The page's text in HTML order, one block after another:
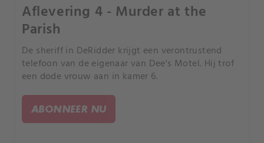
Aflevering 4 - Murder at the
Parish
De sheriff in DeRidder krijgt een verontrustend
telefoon van de eigenaar van Dee's Motel. Hij trof
een dode vrouw aan in kamer 6.
ABONNEER NU